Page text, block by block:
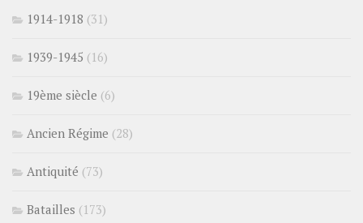
1914-1918 (31)
1939-1945 (16)
19ème siècle (6)
Ancien Régime (28)
Antiquité (73)
Batailles (173)